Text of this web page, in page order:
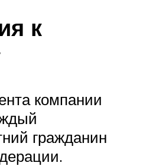
к
компании
гражданин